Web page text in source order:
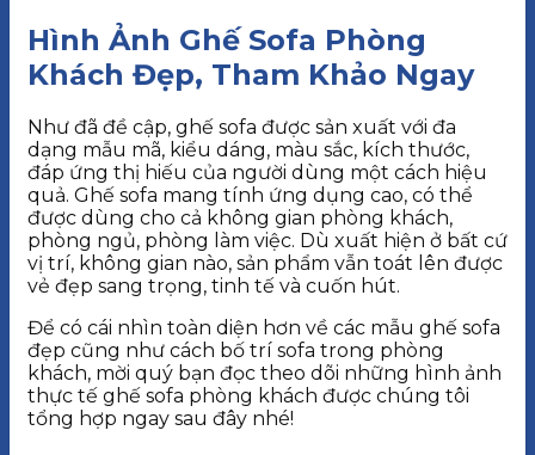
Hình Ảnh Ghế Sofa Phòng
Khách Đẹp, Tham Khảo Ngay
Như đã đề cập, ghế sofa được sản xuất với đa
dạng mẫu mã, kiểu dáng, màu sắc, kích thước,
đáp ứng thị hiếu của người dùng một cách hiệu
quả. Ghế sofa mang tính ứng dụng cao, có thể
được dùng cho cả không gian phòng khách,
phòng ngủ, phòng làm việc. Dù xuất hiện ở bất cứ
vị trí, không gian nào, sản phẩm vẫn toát lên được
vẻ đẹp sang trọng, tinh tế và cuốn hút.
Để có cái nhìn toàn diện hơn về các mẫu ghế sofa
đẹp cũng như cách bố trí sofa trong phòng
khách, mời quý bạn đọc theo dõi những hình ảnh
thực tế ghế sofa phòng khách được chúng tôi
tổng hợp ngay sau đây nhé!